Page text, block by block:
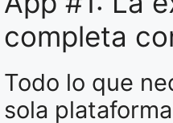
completa
Todo lo que
sola plataforma